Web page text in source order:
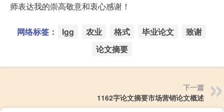
师表达我的崇高敬意和衷心感谢！
网络标签： lgg 农业 格式 毕业论文
致谢
论文摘要
下一篇
1162字论文摘要市场营销论文概述